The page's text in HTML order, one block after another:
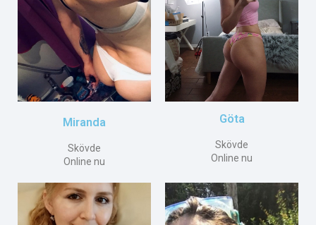
Miranda
Skövde
Online nu
Göta
Skövde
Online nu